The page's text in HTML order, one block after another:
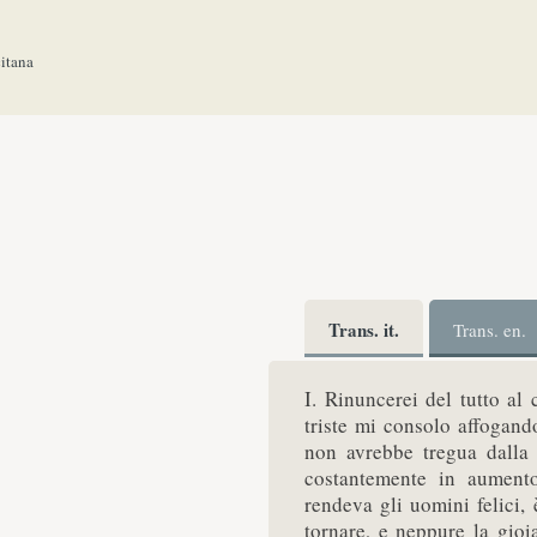
Trans. it. Trans. en.
I. Rinuncerei del tutto al
triste mi consolo
non avrebbe tregua
costantemente in
rendeva gli uomini felici,
tornare, e neppure la